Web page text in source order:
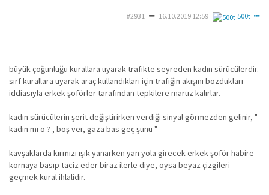
#2931 16.10.2019 12:59 500t
büyük çoğunluğu kurallara uyarak trafikte seyreden kadın sürücülerdir.
sırf kurallara uyarak araç kullandıkları için trafiğin akışını bozdukları
iddiasıyla erkek şoförler tarafından tepkilere maruz kalırlar.
kadın sürücülerin şerit değiştirirken verdiği sinyal görmezden gelinir, "
kadın mı o ? , boş ver, gaza bas geç şunu "
kavşaklarda kırmızı ışık yanarken yan yola girecek erkek şoför habire
kornaya basıp taciz eder biraz ilerle diye, oysa beyaz çizgileri
geçmek kural ihlalidir.